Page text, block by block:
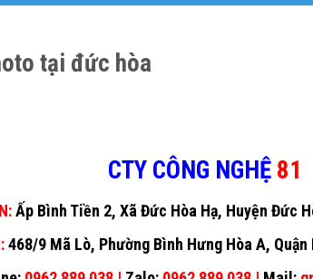
tại đức hòa
CTY CÔNG NGHỆ 81
Ấp Bình Tiền 2, Xã Đức Hòa Hạ, Huyện Đức
468/9 Mã Lò, Phường Bình Hưng Hòa A, Quận